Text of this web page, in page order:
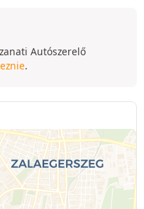
Autószerelő
.